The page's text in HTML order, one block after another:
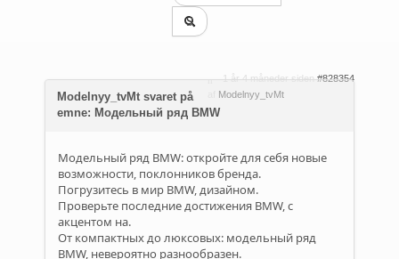
1 år 4 måneder siden #828354
Modelnyy_tvMt
Modelnyy_tvMt svaret på
emne: Модельный ряд BMW
Модельный ряд BMW: откройте для себя новые
возможности, поклонников бренда.
Погрузитесь в мир BMW, дизайном.
Проверьте последние достижения BMW, с
акцентом на.
От компактных до люксовых: модельный ряд
BMW, невероятно разнообразен.